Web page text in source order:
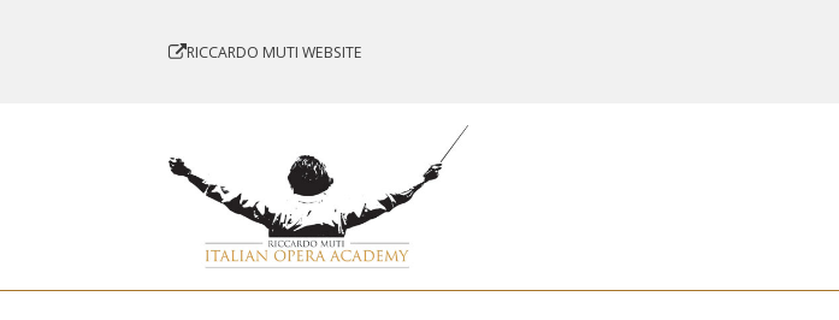
RICCARDO MUTI WEBSITE